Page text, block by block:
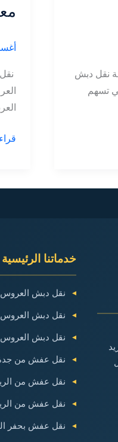
نقل دبش
تسهم
نقل
كل
في
خدماتنا الرئيسية
نقل دبش
نقل دبش العروس
نقل دبش العروس
نقل عفش من
نقل عفش من
نقل عفش من
نقل عفش بحفر